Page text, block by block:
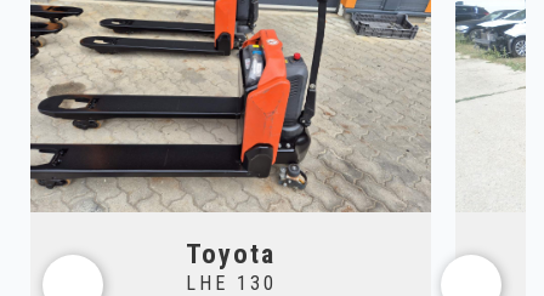
Toyota
LHE 130